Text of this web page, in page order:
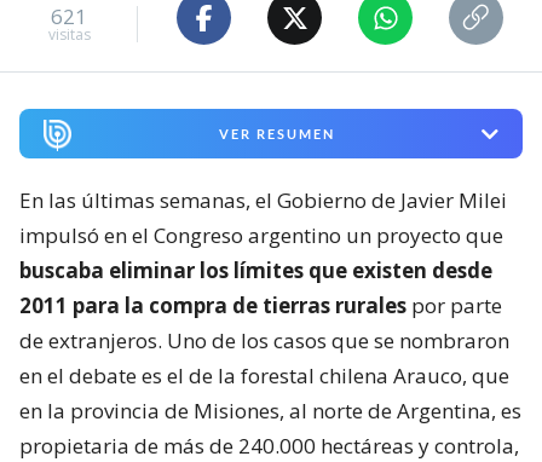
621
visitas
VER RESUMEN
En las últimas semanas, el Gobierno de Javier Milei
impulsó en el Congreso argentino un proyecto que
buscaba eliminar los límites que existen desde
2011 para la compra de tierras rurales por parte
de extranjeros. Uno de los casos que se nombraron
en el debate es el de la forestal chilena Arauco, que
en la provincia de Misiones, al norte de Argentina, es
propietaria de más de 240.000 hectáreas y controla,